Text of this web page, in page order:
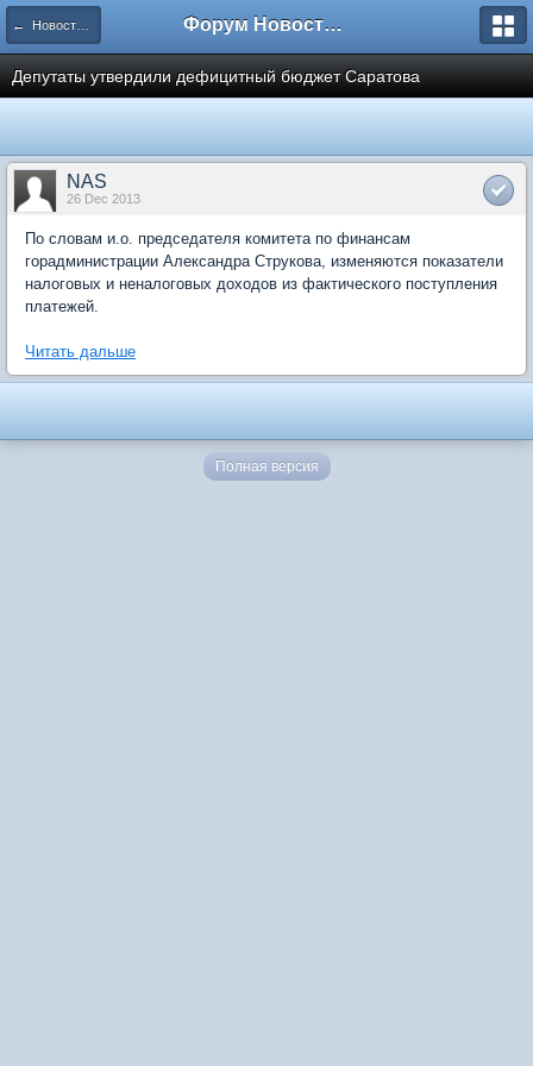
← Новости рынка недвижимости Форум Новостройки
Депутаты утвердили дефицитный бюджет Саратова
NAS
26 Dec 2013
По словам и.о. председателя комитета по финансам
горадминистрации Александра Струкова, изменяются показатели
налоговых и неналоговых доходов из фактического поступления
платежей.
Читать дальше
Полная версия